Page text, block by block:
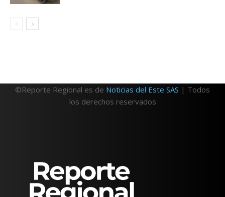
©Reporte Regional es de Noticias del Este SAS | Todos
los derechos reservados